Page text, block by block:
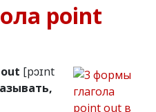
point
[pɔɪnt